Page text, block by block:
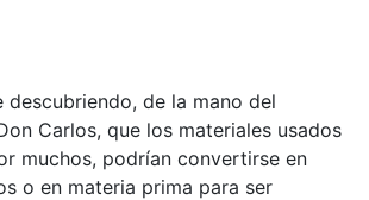
descubriendo, de la mano del
Carlos, que los materiales usados
muchos, podrían convertirse en
o en materia prima para ser